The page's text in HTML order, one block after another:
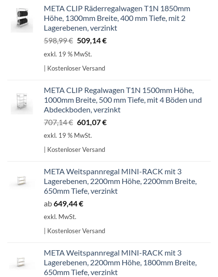
META CLIP Räderregalwagen T1N 1850mm
Höhe, 1300mm Breite, 400 mm Tiefe, mit 2
Lagerebenen, verzinkt
598,99€ Ursprünglicher
Preis
598,99 €
509,14€Aktueller
exkl. 19 % MwSt.
| Kostenloser Versand
META CLIP Regalwagen T1N 1500mm Höhe,
1000mm Breite, 500 mm Tiefe, mit 4 Böden und
Abdeckboden, verzinkt
707,14€ Ursprünglicher
Preis
707,14 €
601,07€Aktueller
exkl. 19 % MwSt.
| Kostenloser Versand
META Weitspannregal MINI-RACK mit 3
Lagerebenen, 2200mm Höhe, 2200mm Breite,
650mm Tiefe, verzinkt
ab649,44€
exkl. MwSt.
| Kostenloser Versand
META Weitspannregal MINI-RACK mit 3
Lagerebenen, 2200mm Höhe, 1800mm Breite,
650mm Tiefe, verzinkt